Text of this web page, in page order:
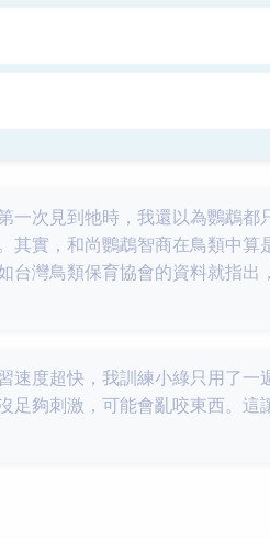
一次見到牠時，我還以為鸚鵡都
其實，和尚鸚鵡智商在鳥類中算
台灣鳥類保育協會的資料就指出
速度超快，我訓練小綠只用了一
足夠刺激，可能會亂咬東西。這